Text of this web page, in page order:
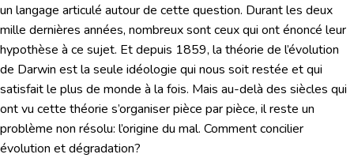
un langage articulé autour de cette question. Durant les deux
mille dernières années, nombreux sont ceux qui ont énoncé leur
hypothèse à ce sujet. Et depuis 1859, la théorie de l’évolution
de Darwin est la seule idéologie qui nous soit restée et qui
satisfait le plus de monde à la fois. Mais au-delà des siècles qui
ont vu cette théorie s’organiser pièce par pièce, il reste un
problème non résolu: l’origine du mal. Comment concilier
évolution et dégradation?